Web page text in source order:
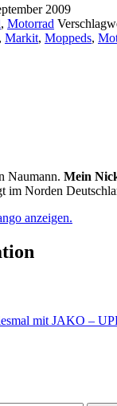
2009
, Motorrad
, Markit, Moppeds,
Naumann. Mein
im Norden
anzeigen.
mit JAKO –